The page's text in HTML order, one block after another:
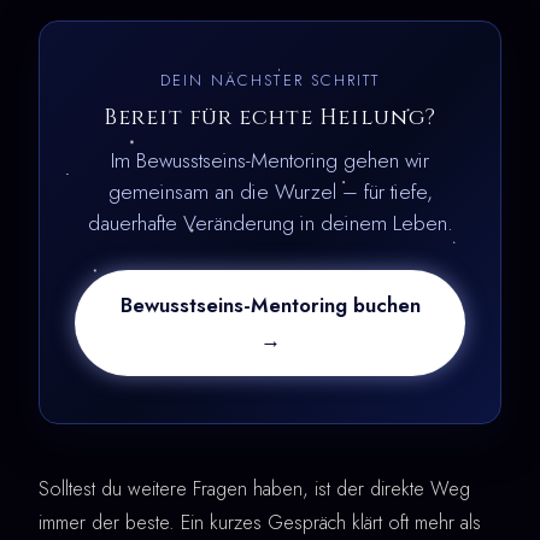
DEIN NÄCHSTER SCHRITT
Bereit für echte Heilung?
Im Bewusstseins-Mentoring gehen wir
gemeinsam an die Wurzel – für tiefe,
dauerhafte Veränderung in deinem Leben.
Bewusstseins-Mentoring buchen
→
Solltest du weitere Fragen haben, ist der direkte Weg
immer der beste. Ein kurzes Gespräch klärt oft mehr als